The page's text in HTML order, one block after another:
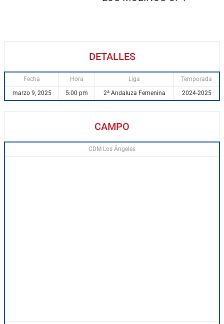
DETALLES
Fecha Hora Liga
Temporada
marzo 9, 2025
5:00 pm 2ª Andaluza Femenina 2024-2025
CAMPO
CDM Los Ángeles